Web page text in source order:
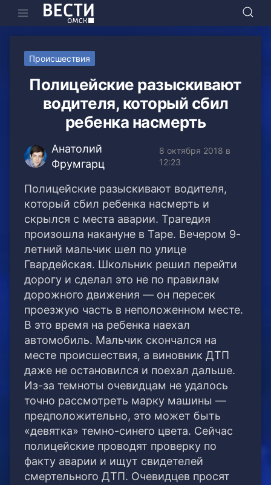
Происшествия
Полицейские разыскивают
водителя, который сбил
ребенка насмерть
Анатолий
Фрумгарц
8 октября 2018 в
12:23
Полицейские разыскивают водителя,
который сбил ребенка насмерть и
скрылся с места аварии. Трагедия
произошла накануне в Таре. Вечером 9-
летний мальчик шел по улице
Гвардейская. Школьник решил перейти
дорогу и сделал это не по правилам
дорожного движения — он пересек
проезжую часть в неположенном месте.
В это время на ребенка наехал
автомобиль. Мальчик скончался на
месте происшествия, а виновник ДТП
даже не остановился и поехал дальше.
Из-за темноты очевидцам не удалось
точно рассмотреть марку машины —
предположительно, это может быть
«девятка» темно-синего цвета. Сейчас
полицейские проводят проверку по
факту аварии и ищут свидетелей
смертельного ДТП. Очевидцев просят